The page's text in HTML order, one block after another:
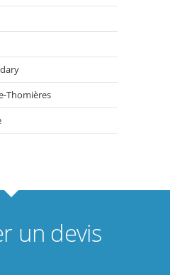
Thomières
un devis